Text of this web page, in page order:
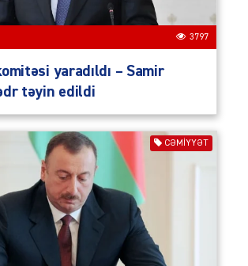
3797
yaradıldı – Samir
təyin edildi
CƏMIYYƏT